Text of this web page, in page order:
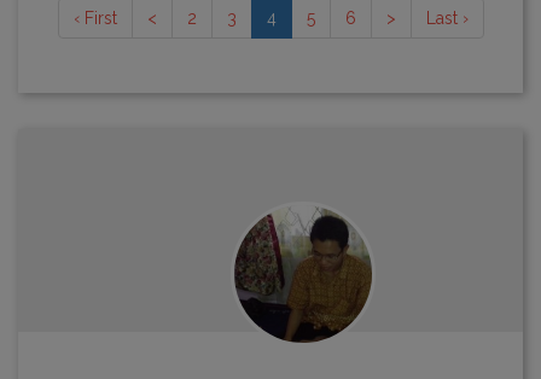
‹ First < 2 3 4 (current)
5 6 > Last ›